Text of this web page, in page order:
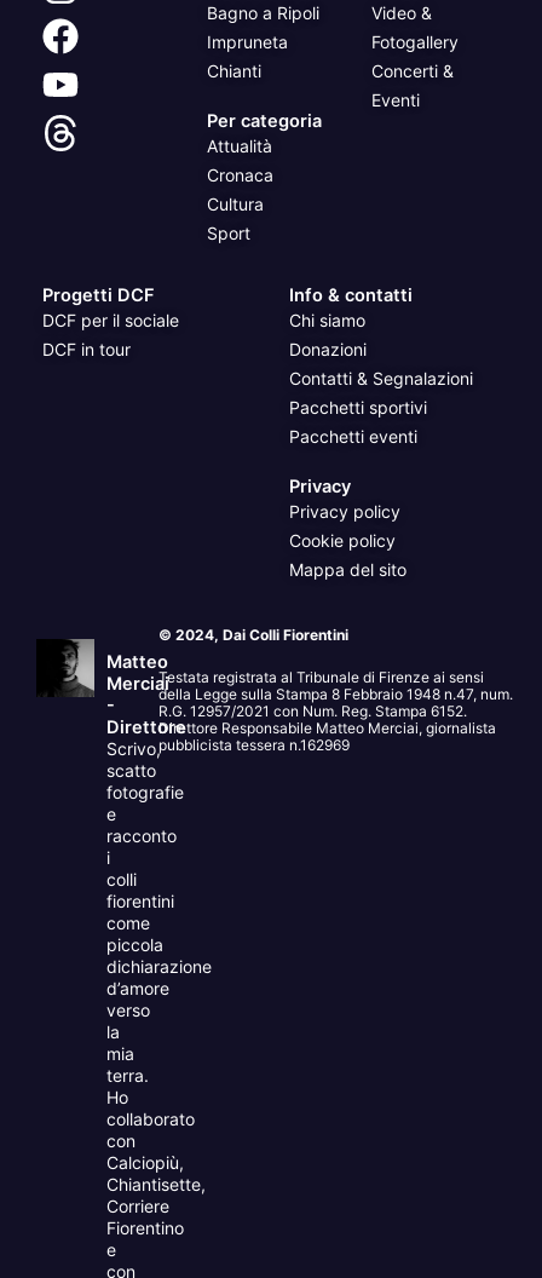
Bagno a Ripoli
Impruneta
Chianti
Per categoria
Attualità
Cronaca
Cultura
Sport
Video &
Fotogallery
Concerti &
Eventi
Progetti DCF
DCF per il sociale
DCF in tour
Info & contatti
Chi siamo
Donazioni
Contatti & Segnalazioni
Pacchetti sportivi
Pacchetti eventi
Privacy
Privacy policy
Cookie policy
Mappa del sito
Matteo
Merciai
-
Direttore
Scrivo,
scatto
fotografie
e
racconto
i
colli
fiorentini
come
piccola
dichiarazione
d’amore
verso
la
mia
terra.
Ho
collaborato
con
Calciopiù,
Chiantisette,
Corriere
Fiorentino
e
con
© 2024, Dai Colli Fiorentini
Testata registrata al Tribunale di Firenze ai sensi
della Legge sulla Stampa 8 Febbraio 1948 n.47, num.
R.G. 12957/2021 con Num. Reg. Stampa 6152.
Direttore Responsabile Matteo Merciai, giornalista
pubblicista tessera n.162969